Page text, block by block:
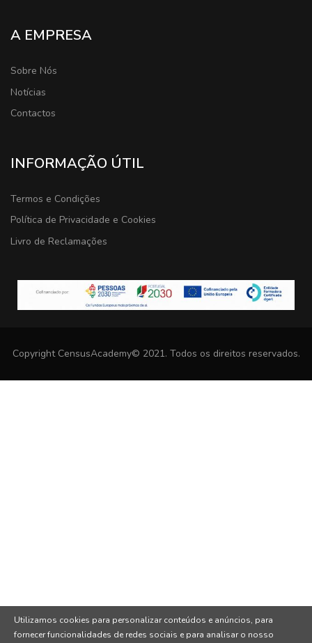
A EMPRESA
Sobre Nós
Notícias
Contactos
INFORMAÇÃO ÚTIL
Termos e Condições
Política de Privacidade e Cookies
Livro de Reclamações
Copyright CensusAcademy© 2021. Todos os direitos reservados.
Utilizamos cookies para personalizar conteúdos e anúncios, para
fornecer funcionalidades de redes sociais e para analisar o nosso